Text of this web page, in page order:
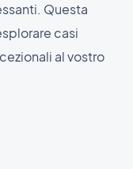
Questa
casi
al vostro